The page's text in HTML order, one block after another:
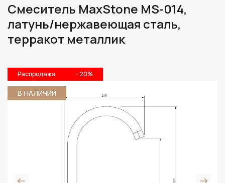
Смеситель MaxStone MS-014,
латунь/нержавеющая сталь,
терракот металлик
Распродажа - 20%
В НАЛИЧИИ